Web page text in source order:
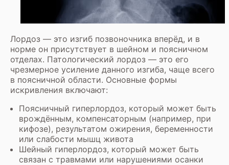
Лордоз — это изгиб позвоночника вперёд, и в
норме он присутствует в шейном и поясничном
отделах. Патологический лордоз — это его
чрезмерное усиление данного изгиба, чаще всего
в поясничной области. Основные формы
искривления включают:
Поясничный гиперлордоз, который может быть
врождённым, компенсаторным (например, при
кифозе), результатом ожирения, беременности
или слабости мышц живота
Шейный гиперлордоз, который может быть
связан с травмами или нарушениями осанки